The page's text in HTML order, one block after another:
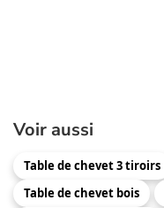
Voir aussi
Table de chevet 3 tiroirs
Table de chevet bois